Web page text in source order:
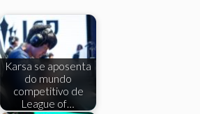
Karsa se aposenta
do mundo
competitivo de
League of…